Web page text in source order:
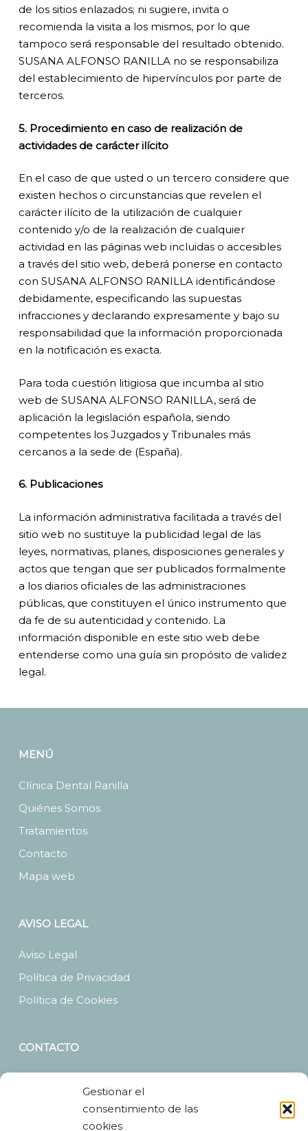
Gestionar el
consentimiento de las
cookies
de los sitios enlazados; ni sugiere, invita o
recomienda la visita a los mismos, por lo que
tampoco será responsable del resultado obtenido.
SUSANA ALFONSO RANILLA no se responsabiliza
del establecimiento de hipervínculos por parte de
terceros.
5. Procedimiento en caso de realización de
actividades de carácter ilícito
En el caso de que usted o un tercero considere que
existen hechos o circunstancias que revelen el
carácter ilícito de la utilización de cualquier
contenido y/o de la realización de cualquier
actividad en las páginas web incluidas o accesibles
a través del sitio web, deberá ponerse en contacto
con SUSANA ALFONSO RANILLA identificándose
debidamente, especificando las supuestas
infracciones y declarando expresamente y bajo su
responsabilidad que la información proporcionada
en la notificación es exacta.
Para toda cuestión litigiosa que incumba al sitio
web de SUSANA ALFONSO RANILLA, será de
aplicación la legislación española, siendo
competentes los Juzgados y Tribunales más
cercanos a la sede de (España).
6. Publicaciones
La información administrativa facilitada a través del
sitio web no sustituye la publicidad legal de las
leyes, normativas, planes, disposiciones generales y
actos que tengan que ser publicados formalmente
a los diarios oficiales de las administraciones
públicas, que constituyen el único instrumento que
da fe de su autenticidad y contenido. La
información disponible en este sitio web debe
entenderse como una guía sin propósito de validez
legal.
MENÚ
Clínica Dental Ranilla
Quiénes Somos
Tratamientos
Contacto
Mapa web
AVISO LEGAL
Aviso Legal
Política de Privacidad
Política de Cookies
CONTACTO
info@clinicadentalranilla.com